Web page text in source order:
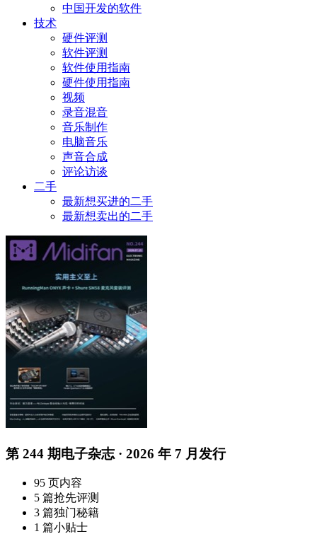
中国开发的软件
技术
硬件评测
软件评测
软件使用指南
硬件使用指南
视频
录音混音
音乐制作
电脑音乐
声音合成
评论访谈
二手
最新想买进的二手
最新想卖出的二手
第 244 期电子杂志 · 2026 年 7 月发行
95 页内容
5 篇抢先评测
3 篇独门秘籍
1 篇小贴士